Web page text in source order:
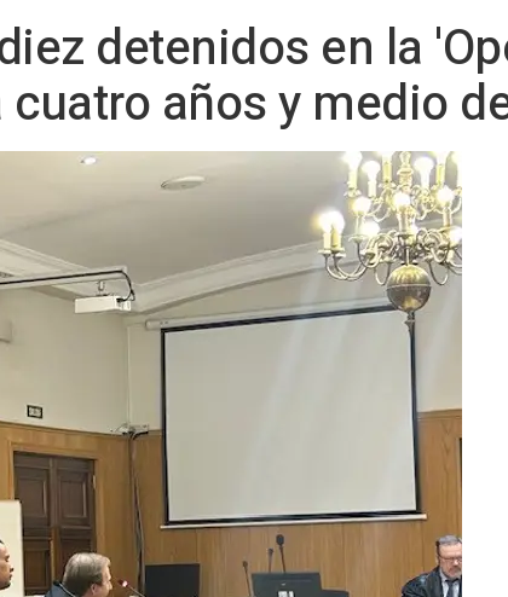
detenidos en la
años y medio